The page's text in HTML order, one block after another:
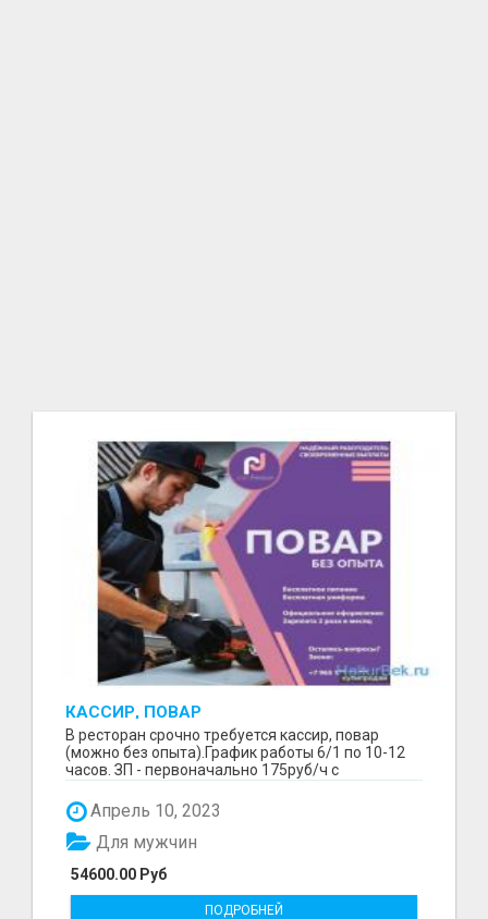
КАССИР, ПОВАР
В ресторан срочно требуется кассир, повар
(можно без опыта).График работы 6/1 по 10-12
часов. ЗП - первоначально 175руб/ч с
Апрель 10, 2023
54600.00 Руб
Для мужчин
ПОДРОБНЕЙ